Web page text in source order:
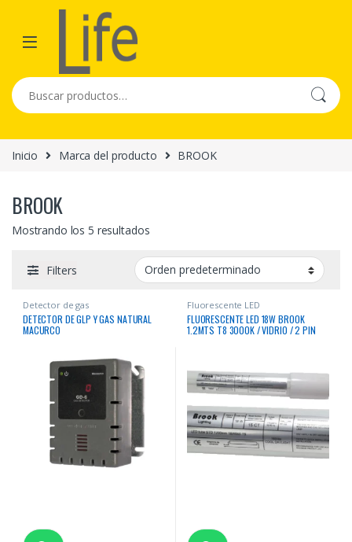
Skip to navigation
Skip to content
Buscar por:
Inicio Marca del producto BROOK
BROOK
Mostrando los 5 resultados
Filters
Detector de gas
DETECTOR DE GLP Y GAS NATURAL
MACURCO
Fluorescente LED
FLUORESCENTE LED 18W BROOK
1.2MTS T8 3000K / VIDRIO / 2 PIN